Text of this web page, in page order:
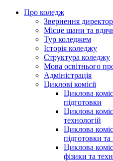
Про коледж
Звернення
Місце шани та
Тур коледжем
Історія коледжу
Структура коледжу
Мова освітнього
Адміністрація
Циклові комісії
Циклова
підготовки
Циклова
технологій
Циклова
підготовки
Циклова
фізики та